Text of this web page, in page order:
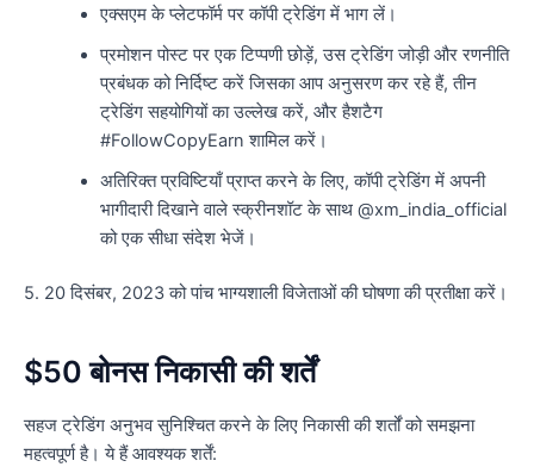
एक्सएम के प्लेटफॉर्म पर कॉपी ट्रेडिंग में भाग लें।
प्रमोशन पोस्ट पर एक टिप्पणी छोड़ें, उस ट्रेडिंग जोड़ी और रणनीति
प्रबंधक को निर्दिष्ट करें जिसका आप अनुसरण कर रहे हैं, तीन
ट्रेडिंग सहयोगियों का उल्लेख करें, और हैशटैग
#FollowCopyEarn शामिल करें।
अतिरिक्त प्रविष्टियाँ प्राप्त करने के लिए, कॉपी ट्रेडिंग में अपनी
भागीदारी दिखाने वाले स्क्रीनशॉट के साथ @xm_india_official
को एक सीधा संदेश भेजें।
5. 20 दिसंबर, 2023 को पांच भाग्यशाली विजेताओं की घोषणा की प्रतीक्षा करें।
$50 बोनस निकासी की शर्तें
सहज ट्रेडिंग अनुभव सुनिश्चित करने के लिए निकासी की शर्तों को समझना
महत्वपूर्ण है। ये हैं आवश्यक शर्तें: